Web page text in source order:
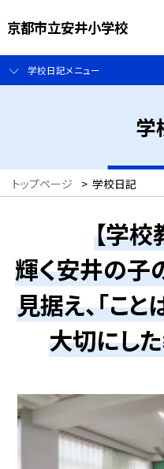
京都市立安井小学校
学校日記メニュー
学
トップページ > 学校日記
【学校
輝く安井の
見据え、「こと
大切にし